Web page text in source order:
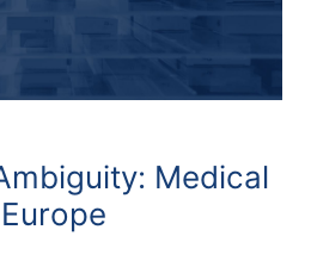
Medical